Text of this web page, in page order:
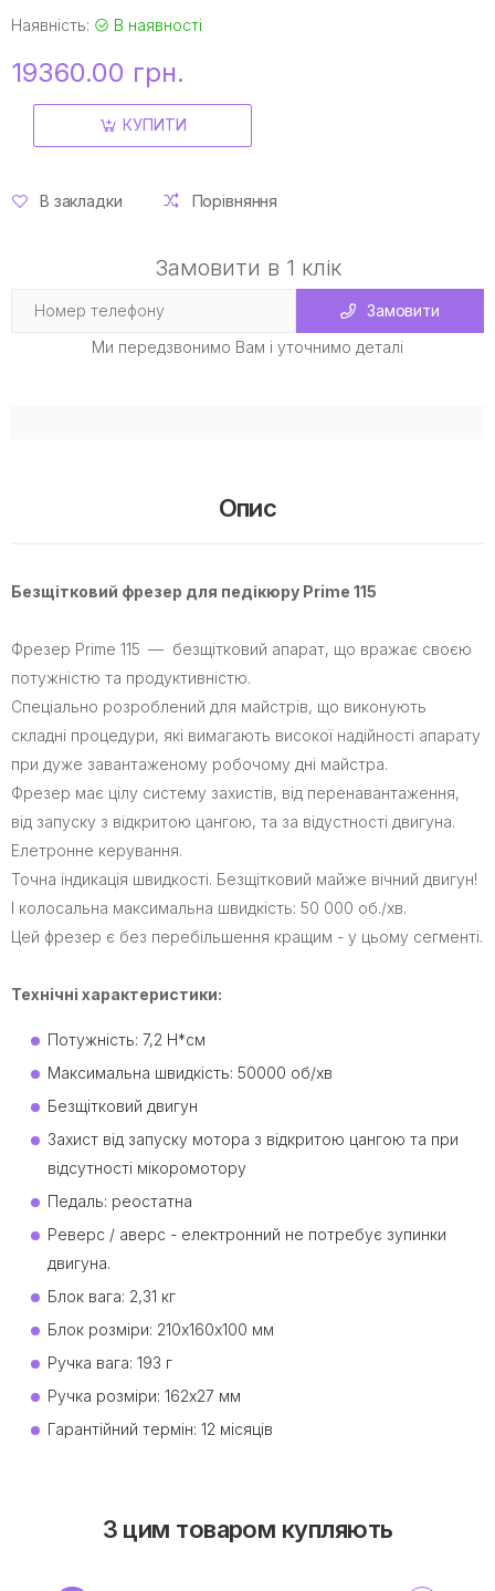
Наявність: В наявності
19360.00 грн.
КУПИТИ
В закладки Порівняння
Замовити в 1 клік
Замовити
Ми передзвонимо Вам і уточнимо деталі
Опис
Безщітковий фрезер для педікюру Prime 115
Фрезер Prime 115 — безщітковий апарат, що вражає своєю
потужністю та продуктивністю.
Cпеціально розроблений для майстрів, що виконують
складні процедури, які вимагають високої надійності апарату
при дуже завантаженому робочому дні майстра.
Фрезер має цілу систему захистів, від перенавантаження,
від запуску з відкритою цангою, та за відустності двигуна.
Елетронне керування.
Точна індикація швидкості. Безщітковий майже вічний двигун!
І колосальна максимальна швидкість: 50 000 об./хв.
Цей фрезер є без перебільшення кращим - у цьому сегменті.
Технічні характеристики:
Потужність: 7,2 Н*см
Максимальна швидкість: 50000 об/хв
Безщітковий двигун
Захист від запуску мотора з відкритою цангою та при
відсутності мікоромотору
Педаль: реостатна
Реверс / аверс - електронний не потребує зупинки
двигуна.
Блок вага: 2,31 кг
Блок розміри: 210х160х100 мм
Ручка вага: 193 г
Ручка розміри: 162х27 мм
Гарантійний термін: 12 місяців
З цим товаром купляють